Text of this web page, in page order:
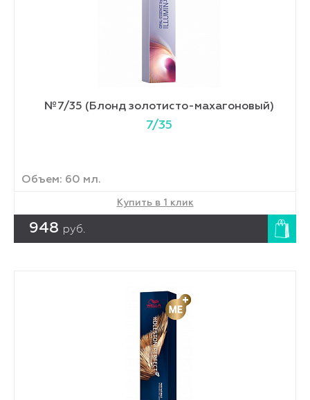
№7/35 (Блонд золотисто-махагоновый)
7/35
Объем: 60 мл.
Купить в 1 клик
948 руб.